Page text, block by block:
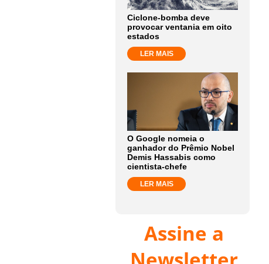
Ciclone-bomba deve
provocar ventania em oito
estados
LER MAIS
O Google nomeia o
ganhador do Prêmio Nobel
Demis Hassabis como
cientista-chefe
LER MAIS
Assine a